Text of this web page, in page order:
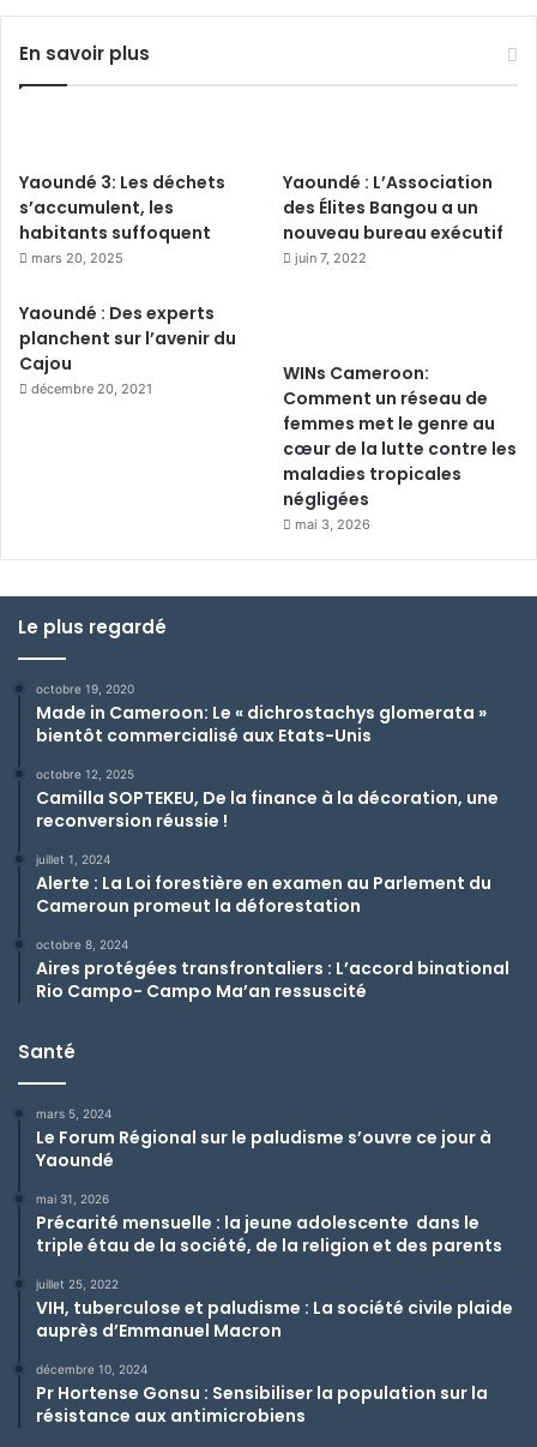
En savoir plus
Yaoundé 3: Les déchets
s’accumulent, les
habitants suffoquent
mars 20, 2025
Yaoundé : L’Association
des Élites Bangou a un
nouveau bureau exécutif
juin 7, 2022
Yaoundé : Des experts
planchent sur l’avenir du
Cajou
décembre 20, 2021
WINs Cameroon:
Comment un réseau de
femmes met le genre au
cœur de la lutte contre les
maladies tropicales
négligées
mai 3, 2026
Le plus regardé
octobre 19, 2020
Made in Cameroon: Le « dichrostachys glomerata »
bientôt commercialisé aux Etats-Unis
octobre 12, 2025
Camilla SOPTEKEU, De la finance à la décoration, une
reconversion réussie !
juillet 1, 2024
Alerte : La Loi forestière en examen au Parlement du
Cameroun promeut la déforestation
octobre 8, 2024
Aires protégées transfrontaliers : L’accord binational
Rio Campo- Campo Ma’an ressuscité
Santé
mars 5, 2024
Le Forum Régional sur le paludisme s’ouvre ce jour à
Yaoundé
mai 31, 2026
Précarité mensuelle : la jeune adolescente dans le
triple étau de la société, de la religion et des parents
juillet 25, 2022
VIH, tuberculose et paludisme : La société civile plaide
auprès d’Emmanuel Macron
décembre 10, 2024
Pr Hortense Gonsu : Sensibiliser la population sur la
résistance aux antimicrobiens